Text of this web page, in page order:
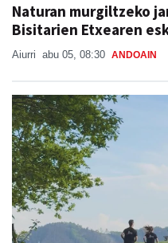
Naturan murgiltzeko
Bisitarien Etxearen
Aiurri abu 05, 08:30 ANDOAIN